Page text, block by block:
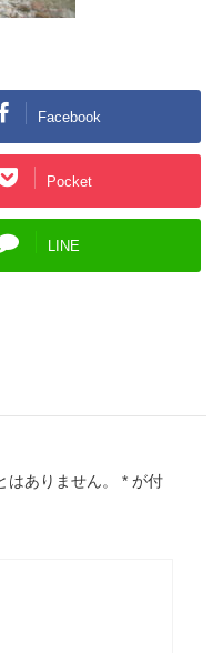
Facebook
Pocket
LINE
ありません。 * が付